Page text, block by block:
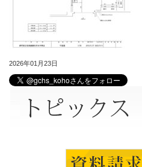
2026年01月23日